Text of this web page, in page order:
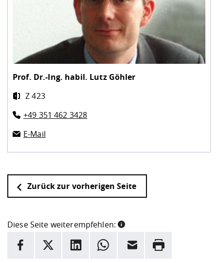
Prof. Dr.-Ing. habil. Lutz Göhler
Z 423
+49 351 462 3428
E-Mail
Zurück zur vorherigen Seite
Diese Seite weiterempfehlen:
INFORMATION
Facebook
X LinkedInWhatsappE-Mail Drucken